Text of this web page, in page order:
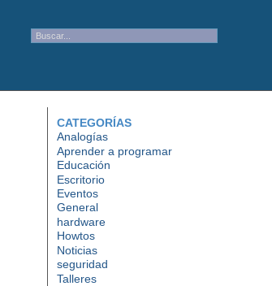
CATEGORÍAS
Analogías
Aprender a programar
Educación
Escritorio
Eventos
General
hardware
Howtos
Noticias
seguridad
Talleres